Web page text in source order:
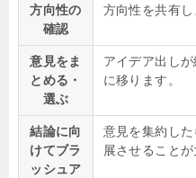
方向性の
確認
方向性を共有し
意見をま
とめる・
選ぶ
アイデア出し
に移ります。
結論に向
けてブラ
ッシュア
意見を集約し
展させることが